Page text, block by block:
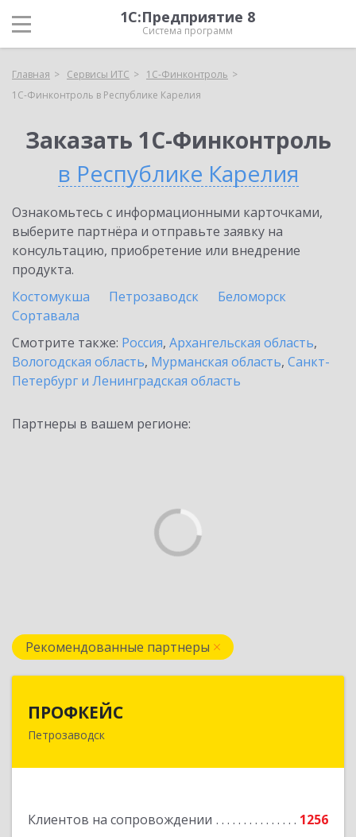
1С:Предприятие 8
Система программ
Главная Сервисы ИТС
1С-Финконтроль
1С-Финконтроль в Республике Карелия
Заказать 1С-Финконтроль
в Республике Карелия
Ознакомьтесь с информационными карточками,
выберите партнёра и отправьте заявку на
консультацию, приобретение или внедрение
продукта.
Костомукша
Петрозаводск
Беломорск
Сортавала
Смотрите также: Россия, Архангельская область,
Вологодская область, Мурманская область, Санкт-
Петербург и Ленинградская область
Партнеры в вашем регионе:
Рекомендованные партнеры
ПРОФКЕЙС
Петрозаводск
Клиентов на сопровождении
1256
185035, Карелия Респ, Петрозаводск г, Красная